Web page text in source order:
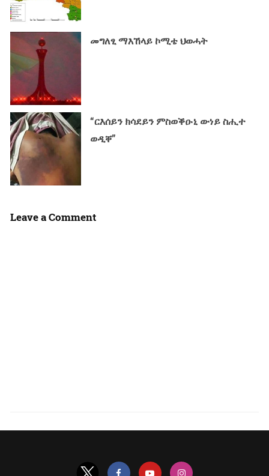
መግለፂ ማእኸላይ ኮሚቴ ህወሓት
“ርእሰይን ክሳደይን ምስወቕዑኒ ውነይ ስሒተ
ወዲቐ”
Leave a Comment